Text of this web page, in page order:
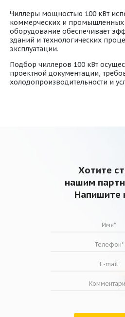
Чиллеры мощностью 100 кВт
коммерческих и промышленных
оборудование обеспечивает
зданий и технологических
эксплуатации.
Подбор чиллеров 100 кВт
проектной документации,
холодопроизводительности и
Хотите
нашим
Напишите